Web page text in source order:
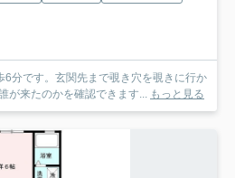
6分です。玄関先まで覗き穴を覗きに行か
が来たのかを確認できます... もっと見る